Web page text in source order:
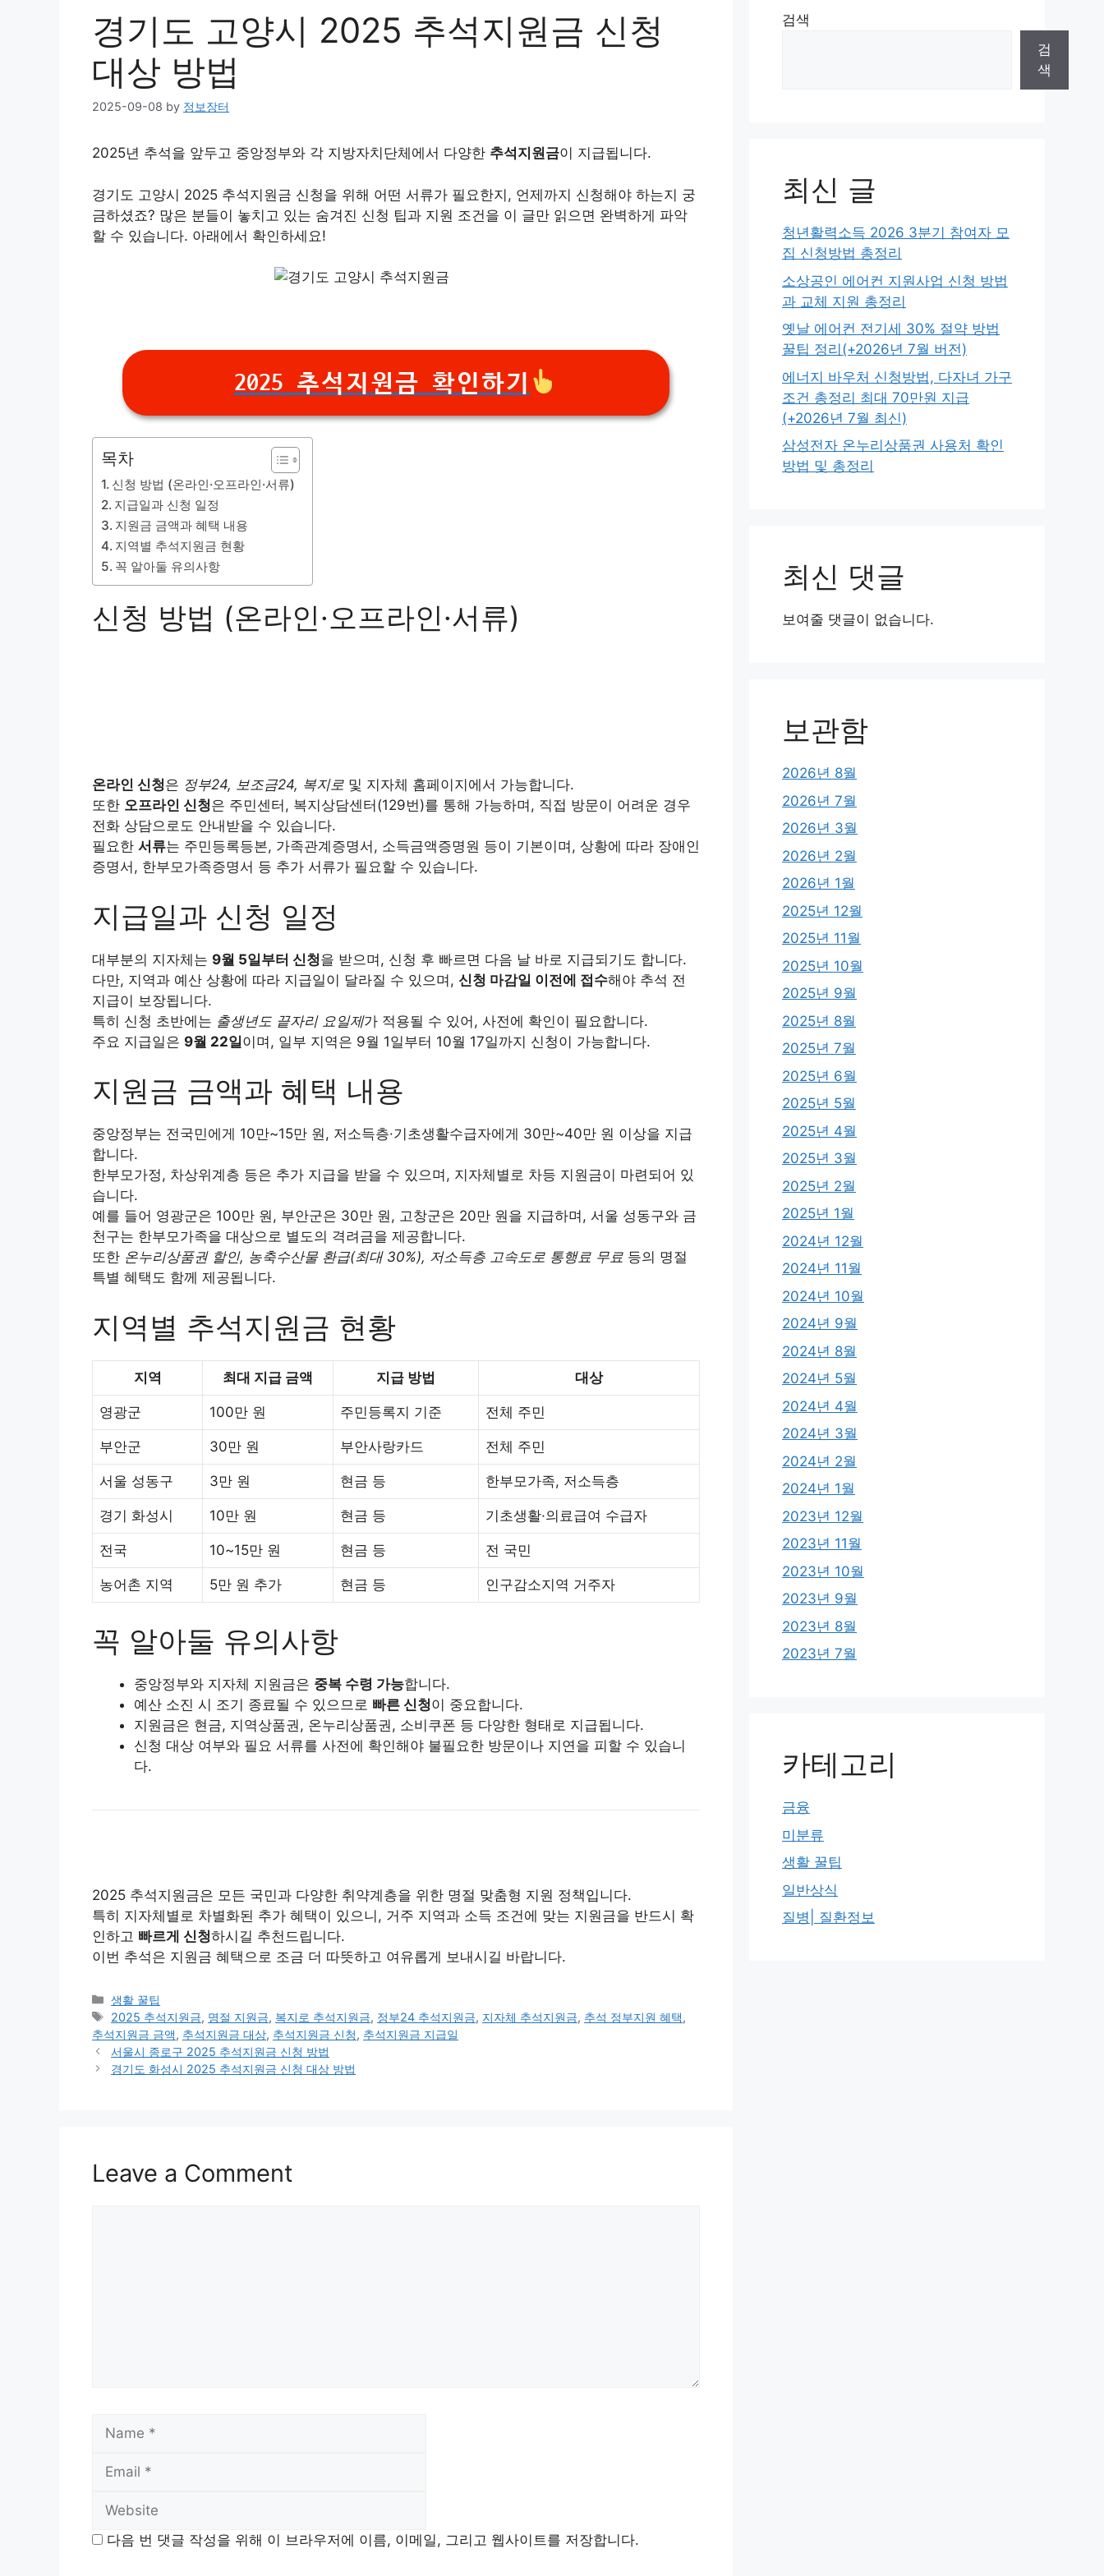
경기도 고양시 2025 추석지원금 신청
대상 방법
2025-09-08 by 정보장터
2025년 추석을 앞두고 중앙정부와 각 지방자치단체에서 다양한 추석지원금이 지급됩니다.
경기도 고양시 2025 추석지원금 신청을 위해 어떤 서류가 필요한지, 언제까지 신청해야 하는지 궁
금하셨죠? 많은 분들이 놓치고 있는 숨겨진 신청 팁과 지원 조건을 이 글만 읽으면 완벽하게 파악
할 수 있습니다. 아래에서 확인하세요!
2025 추석지원금 확인하기
목차
신청 방법 (온라인·오프라인·서류)
지급일과 신청 일정
지원금 금액과 혜택 내용
지역별 추석지원금 현황
꼭 알아둘 유의사항
신청 방법 (온라인·오프라인·서류)
온라인 신청은 정부24, 보조금24, 복지로 및 지자체 홈페이지에서 가능합니다.
또한 오프라인 신청은 주민센터, 복지상담센터(129번)를 통해 가능하며, 직접 방문이 어려운 경우
전화 상담으로도 안내받을 수 있습니다.
필요한 서류는 주민등록등본, 가족관계증명서, 소득금액증명원 등이 기본이며, 상황에 따라 장애인
증명서, 한부모가족증명서 등 추가 서류가 필요할 수 있습니다.
지급일과 신청 일정
대부분의 지자체는 9월 5일부터 신청을 받으며, 신청 후 빠르면 다음 날 바로 지급되기도 합니다.
다만, 지역과 예산 상황에 따라 지급일이 달라질 수 있으며, 신청 마감일 이전에 접수해야 추석 전
지급이 보장됩니다.
특히 신청 초반에는 출생년도 끝자리 요일제가 적용될 수 있어, 사전에 확인이 필요합니다.
주요 지급일은 9월 22일이며, 일부 지역은 9월 1일부터 10월 17일까지 신청이 가능합니다.
지원금 금액과 혜택 내용
중앙정부는 전국민에게 10만~15만 원, 저소득층·기초생활수급자에게 30만~40만 원 이상을 지급
합니다.
한부모가정, 차상위계층 등은 추가 지급을 받을 수 있으며, 지자체별로 차등 지원금이 마련되어 있
습니다.
예를 들어 영광군은 100만 원, 부안군은 30만 원, 고창군은 20만 원을 지급하며, 서울 성동구와 금
천구는 한부모가족을 대상으로 별도의 격려금을 제공합니다.
또한 온누리상품권 할인, 농축수산물 환급(최대 30%), 저소득층 고속도로 통행료 무료 등의 명절
특별 혜택도 함께 제공됩니다.
지역별 추석지원금 현황
지역 최대 지급 금액 지급 방법 대상
영광군 100만 원 주민등록지 기준 전체 주민
부안군 30만 원 부안사랑카드 전체 주민
서울 성동구 3만 원 현금 등 한부모가족, 저소득층
경기 화성시 10만 원 현금 등 기초생활·의료급여 수급자
전국 10~15만 원 현금 등 전 국민
농어촌 지역 5만 원 추가 현금 등 인구감소지역 거주자
꼭 알아둘 유의사항
중앙정부와 지자체 지원금은 중복 수령 가능합니다.
예산 소진 시 조기 종료될 수 있으므로 빠른 신청이 중요합니다.
지원금은 현금, 지역상품권, 온누리상품권, 소비쿠폰 등 다양한 형태로 지급됩니다.
신청 대상 여부와 필요 서류를 사전에 확인해야 불필요한 방문이나 지연을 피할 수 있습니
다.
2025 추석지원금은 모든 국민과 다양한 취약계층을 위한 명절 맞춤형 지원 정책입니다.
특히 지자체별로 차별화된 추가 혜택이 있으니, 거주 지역과 소득 조건에 맞는 지원금을 반드시 확
인하고 빠르게 신청하시길 추천드립니다.
이번 추석은 지원금 혜택으로 조금 더 따뜻하고 여유롭게 보내시길 바랍니다.
Categories
생활 꿀팁
Tags
2025 추석지원금, 명절 지원금, 복지로 추석지원금, 정부24 추석지원금, 지자체 추석지원금, 추석 정부지원 혜택,
추석지원금 금액, 추석지원금 대상, 추석지원금 신청, 추석지원금 지급일
서울시 종로구 2025 추석지원금 신청 방법
경기도 화성시 2025 추석지원금 신청 대상 방법
Leave a Comment
Name
다음 번 댓글 작성을 위해 이 브라우저에 이름, 이메일, 그리고 웹사이트를 저장합니다.
검색
검
색
최신 글
청년활력소득 2026 3분기 참여자 모
집 신청방법 총정리
소상공인 에어컨 지원사업 신청 방법
과 교체 지원 총정리
옛날 에어컨 전기세 30% 절약 방법
꿀팁 정리(+2026년 7월 버전)
에너지 바우처 신청방법, 다자녀 가구
조건 총정리 최대 70만원 지급
(+2026년 7월 최신)
삼성전자 온누리상품권 사용처 확인
방법 및 총정리
최신 댓글
보여줄 댓글이 없습니다.
보관함
2026년 8월
2026년 7월
2026년 3월
2026년 2월
2026년 1월
2025년 12월
2025년 11월
2025년 10월
2025년 9월
2025년 8월
2025년 7월
2025년 6월
2025년 5월
2025년 4월
2025년 3월
2025년 2월
2025년 1월
2024년 12월
2024년 11월
2024년 10월
2024년 9월
2024년 8월
2024년 5월
2024년 4월
2024년 3월
2024년 2월
2024년 1월
2023년 12월
2023년 11월
2023년 10월
2023년 9월
2023년 8월
2023년 7월
카테고리
금융
미분류
생활 꿀팁
일반상식
질병| 질환정보